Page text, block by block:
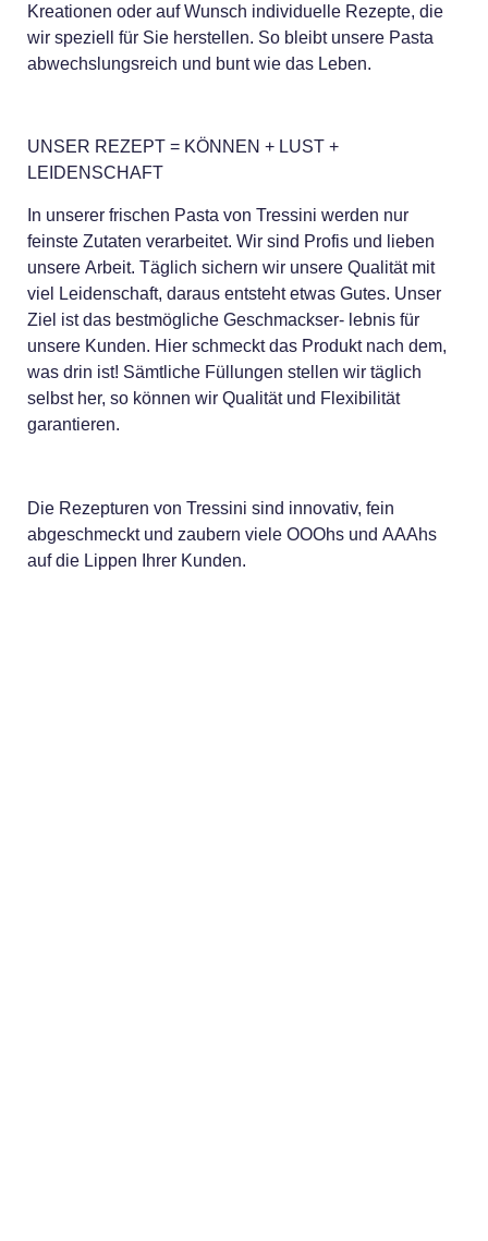
Kreationen oder auf Wunsch individuelle Rezepte, die
wir speziell für Sie herstellen. So bleibt unsere Pasta
abwechslungsreich und bunt wie das Leben.
UNSER REZEPT = KÖNNEN + LUST +
LEIDENSCHAFT
In unserer frischen Pasta von Tressini werden nur
feinste Zutaten verarbeitet. Wir sind Profis und lieben
unsere Arbeit. Täglich sichern wir unsere Qualität mit
viel Leidenschaft, daraus entsteht etwas Gutes. Unser
Ziel ist das bestmögliche Geschmackser- lebnis für
unsere Kunden. Hier schmeckt das Produkt nach dem,
was drin ist! Sämtliche Füllungen stellen wir täglich
selbst her, so können wir Qualität und Flexibilität
garantieren.
Die Rezepturen von Tressini sind innovativ, fein
abgeschmeckt und zaubern viele OOOhs und AAAhs
auf die Lippen Ihrer Kunden.